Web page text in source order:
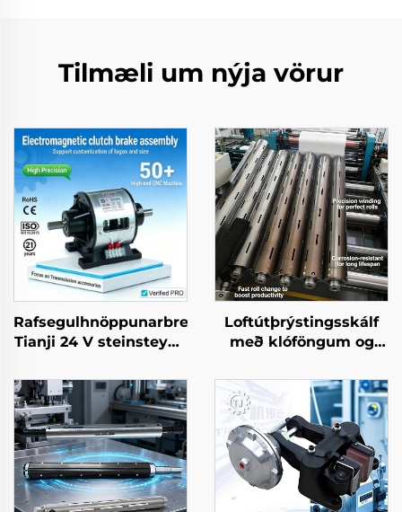
Tilmæli um nýja vörur
Rafsegulhnöppunarbremusamsetning
Tianji 24 V steinsteypa
afritunaraftöku
Loftútþrýstingsskálf
með klóföngum og
uppblásanlegur
gúmmíhjólakerni fyrir
endurvindur